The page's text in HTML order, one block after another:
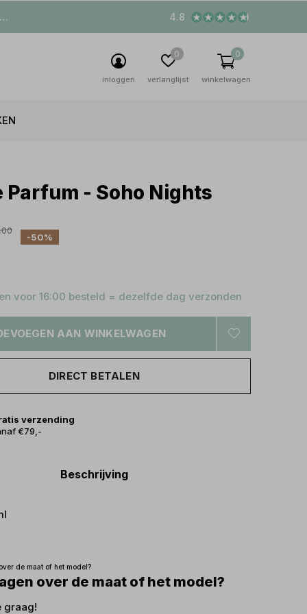
inloggen verlanglijst
0
winkelwagen
0
4.8
Parfum - Soho Nights
-50%
voor 16:00 besteld = dezelfde dag verzonden
AAN WINKELWAGEN
DIRECT BETALEN
verzending
€79,-
Beschrijving
over de maat of het model?
graag!